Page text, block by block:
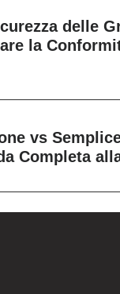
delle
la
vs
Completa